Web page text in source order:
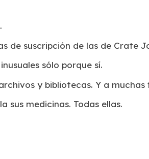
de suscripción de las de Crate
sólo porque sí.
y bibliotecas. Y a
sus medicinas. Todas ellas.